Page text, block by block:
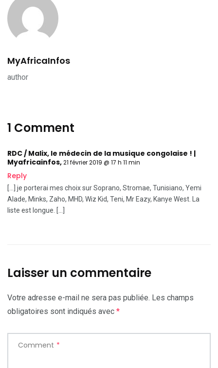
MyAfricaInfos
author
1 Comment
RDC / Malix, le médecin de la musique congolaise ! |
Myafricainfos,21 février 2019 @ 17 h 11 min
Reply
[…] je porterai mes choix sur Soprano, Stromae, Tunisiano, Yemi
Alade, Minks, Zaho, MHD, Wiz Kid, Teni, Mr Eazy, Kanye West. La
liste est longue. […]
Laisser un commentaire
Votre adresse e-mail ne sera pas publiée. Les champs
obligatoires sont indiqués avec *
Comment *